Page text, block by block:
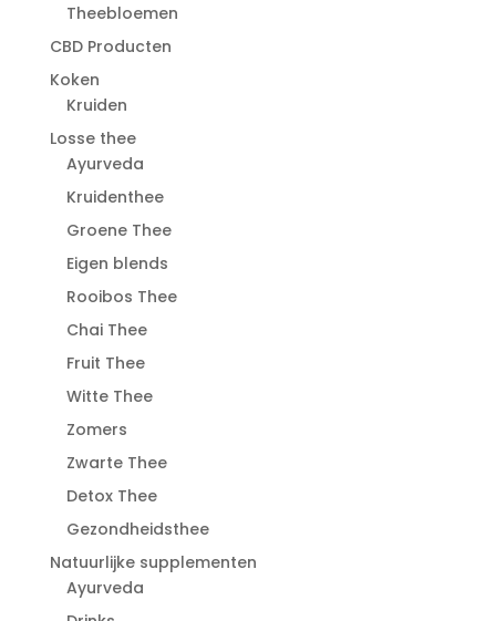
Theebloemen
CBD Producten
Koken
Kruiden
Losse thee
Ayurveda
Kruidenthee
Groene Thee
Eigen blends
Rooibos Thee
Chai Thee
Fruit Thee
Witte Thee
Zomers
Zwarte Thee
Detox Thee
Gezondheidsthee
Natuurlijke supplementen
Ayurveda